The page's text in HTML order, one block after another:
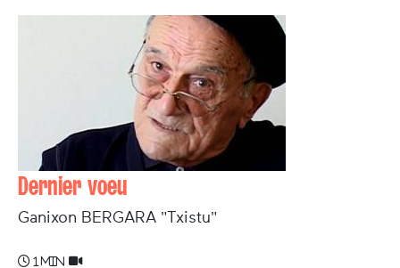
Dernier voeu
Ganixon BERGARA "Txistu"
1 min